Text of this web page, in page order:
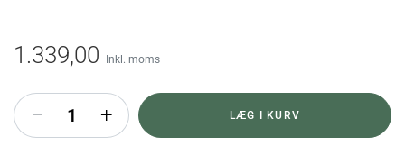
1.339,00 Inkl. moms
+ LÆG I KURV